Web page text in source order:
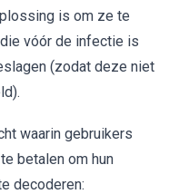
is om ze te
vóór de infectie is
(zodat deze niet
waarin gebruikers
betalen om hun
decoderen: